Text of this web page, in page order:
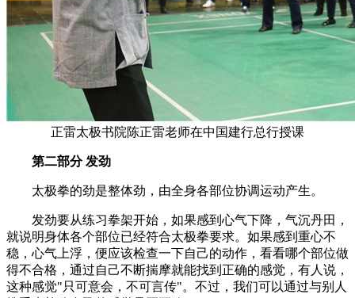
正雷太极书院陈正雷老师在中国建行总行授课
第二部分 发劲
太极拳的劲是整体劲，由全身各部位协调运动产生。
发劲要从练习拳架开始，如果感到心气下降，气沉丹田，
就说明身体各个部位已经符合太极拳要求。如果感到重心不
稳，心气上浮，便应该检查一下自己的动作，看看哪个部位做
得不合格，通过自己不断揣摩就能找到正确的感觉，有人说，
这种感觉"只可意会，不可言传"。不过，我们可以通过与别人